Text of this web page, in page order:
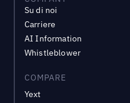
Su di noi
Carriere
AI Information
Whistleblower
COMPARE
Yext